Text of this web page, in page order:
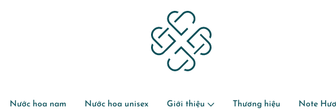
Nước hoa nam Nước hoa unisex Giới thiệu Thương hiệu Note